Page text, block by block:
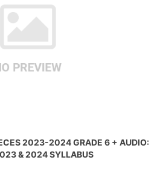
2023-2024 GRADE 6 + AUDIO:
& 2024 SYLLABUS